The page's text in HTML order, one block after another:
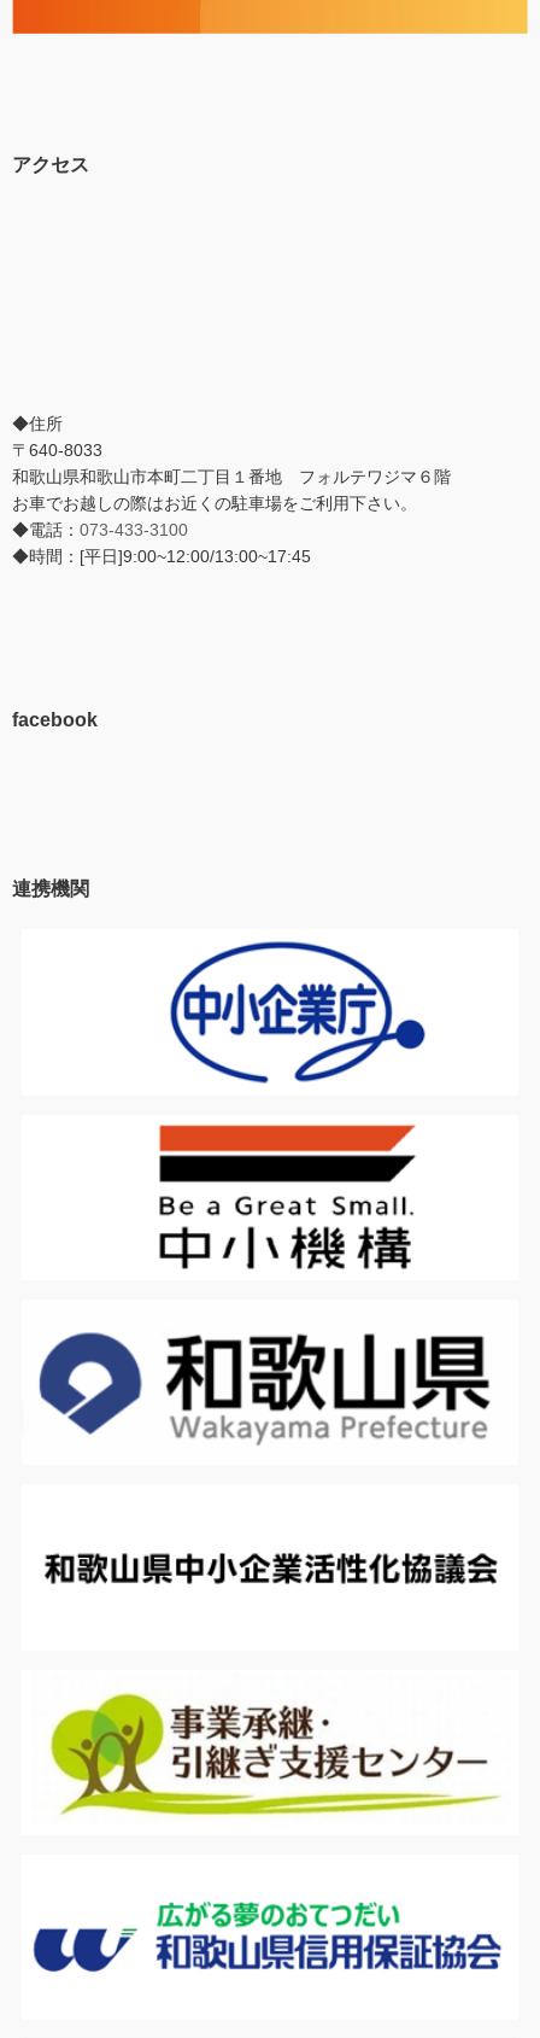
アクセス
◆住所
〒640-8033
和歌山県和歌山市本町二丁目１番地 フォルテワジマ６階
お車でお越しの際はお近くの駐車場をご利用下さい。
◆電話： 073-433-3100
◆時間：[平日]9:00~12:00/13:00~17:45
facebook
連携機関